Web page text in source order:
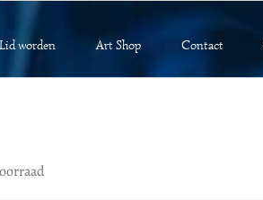
Lid worden Art Shop Contact